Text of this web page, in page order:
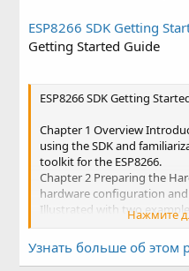
ESP8266 SDK Getting
Getting Started Guide
ESP8266 SDK Getting
Chapter 1 Overview
using the SDK and
toolkit for the ESP8266.
Chapter 2 Preparing the
hardware configuration
Illustrated with two
Chapter 3 Preparing the
OS SDK and RTOS SDK.
Нажмите
Узнать больше об этом